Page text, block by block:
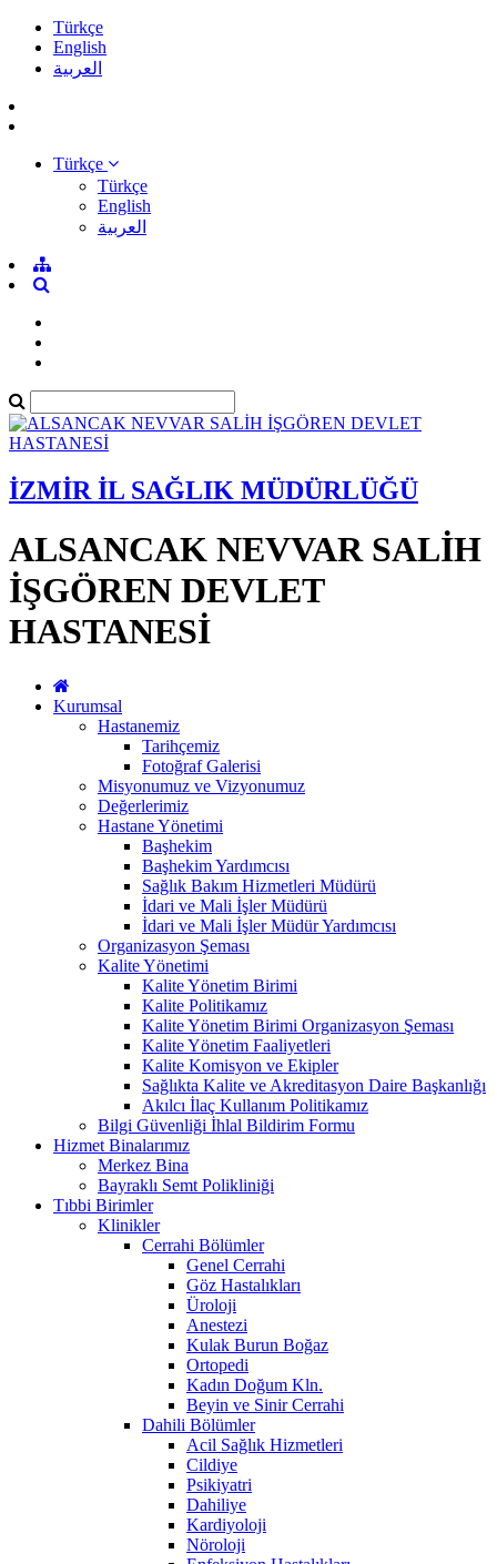
Türkçe
English
العربية
Türkçe
Türkçe
English
العربية
İZMİR İL SAĞLIK MÜDÜRLÜĞÜ
ALSANCAK NEVVAR SALİH
İŞGÖREN DEVLET
HASTANESİ
Kurumsal
Hastanemiz
Tarihçemiz
Fotoğraf Galerisi
Misyonumuz ve Vizyonumuz
Değerlerimiz
Hastane Yönetimi
Başhekim
Başhekim Yardımcısı
Sağlık Bakım Hizmetleri Müdürü
İdari ve Mali İşler Müdürü
İdari ve Mali İşler Müdür Yardımcısı
Organizasyon Şeması
Kalite Yönetimi
Kalite Yönetim Birimi
Kalite Politikamız
Kalite Yönetim Birimi Organizasyon Şeması
Kalite Yönetim Faaliyetleri
Kalite Komisyon ve Ekipler
Sağlıkta Kalite ve Akreditasyon Daire Başkanlığı
Akılcı İlaç Kullanım Politikamız
Bilgi Güvenliği İhlal Bildirim Formu
Hizmet Binalarımız
Merkez Bina
Bayraklı Semt Polikliniği
Tıbbi Birimler
Klinikler
Cerrahi Bölümler
Genel Cerrahi
Göz Hastalıkları
Üroloji
Anestezi
Kulak Burun Boğaz
Ortopedi
Kadın Doğum Kln.
Beyin ve Sinir Cerrahi
Dahili Bölümler
Acil Sağlık Hizmetleri
Cildiye
Psikiyatri
Dahiliye
Kardiyoloji
Nöroloji